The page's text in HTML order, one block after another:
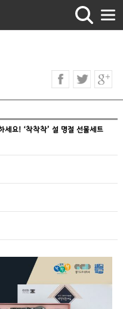
세요! ‘착착착’ 설 명절 선물세트